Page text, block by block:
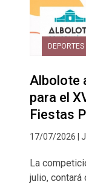
DEPORTES
Albolote
para el
Fiestas
17/07/2026 |
La
julio,